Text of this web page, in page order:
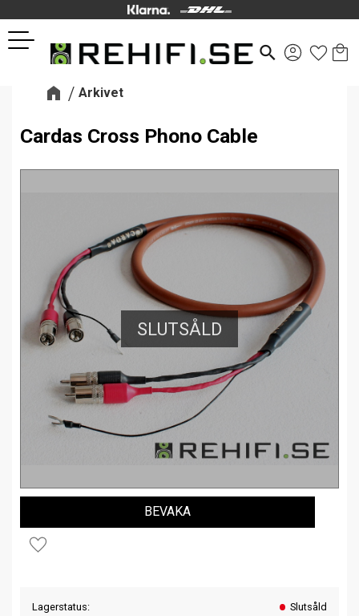
Meny
search
Arkivet
Cardas Cross Phono Cable
SLUTSÅLD
Lägg till i favoriter
BEVAKA
Lagerstatus
Slutsåld